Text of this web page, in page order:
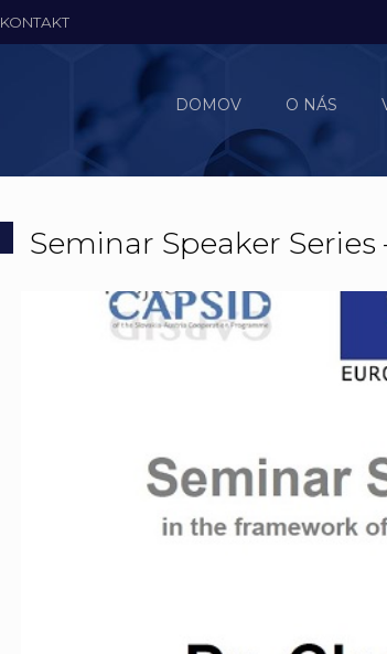
DOMOV O NÁS
KONTAKT
Seminar Speaker Series